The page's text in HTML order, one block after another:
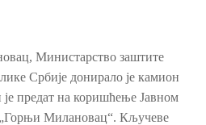
Министарство заштите
Србије донирало је камион
је предат на коришћење Јавном
Милановац“. Кључеве